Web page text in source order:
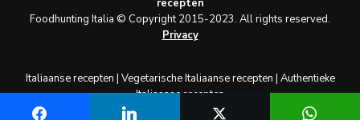
recepten
Foodhunting Italia © Copyright 2015-2023. All rights reserved.
Privacy
Italiaanse recepten | Vegetarische Italiaanse recepten | Authentieke
Italiaanse recepten